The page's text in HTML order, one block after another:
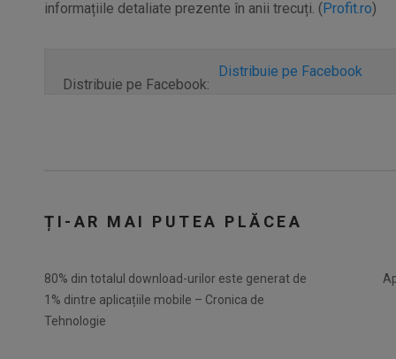
informațiile detaliate prezente în anii trecuți. (Profit.ro)
Distribuie pe Facebook:
Distribuie pe Facebook
ȚI-AR MAI PUTEA PLĂCEA
80% din totalul download-urilor este generat de
1% dintre aplicațiile mobile – Cronica de
Tehnologie